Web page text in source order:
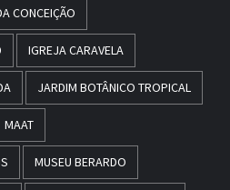
CONCEIÇÃO
IGREJA CARAVELA
JARDIM BOTÂNICO TROPICAL
MAAT
MUSEU BERARDO